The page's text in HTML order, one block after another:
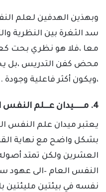
وبهذين الهدفين لعلم
سد الثغرة بين النظرية
معا ،فلا هو نظري بحت
محض كفن التدريس ،بل
،ويكون أكثر فاعلية وجودة .
4. مــــــيدان عـــلم النفس التربوي
يعتبر ميدان علم النفس
بشكل واضح مع نهاية
العشرين ولكن تمتد
النفس العام –الى عهود
نفسه في بيئتين مليئتين